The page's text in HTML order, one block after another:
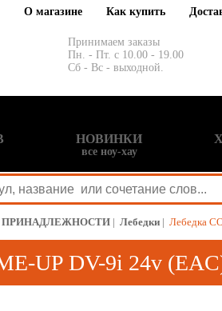
О магазине Как купить
Принимаем заказы
Пн. - Пт. с 10.00 - 19.00
Сб - Вс - выходной.
НОВИНКИ
все ноу-хау
ПРИНАДЛЕЖНОСТИ | Лебедки | Лебедка
UP DV-9i 24v